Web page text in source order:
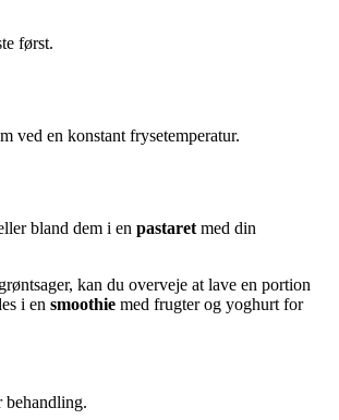
først.
ved en konstant frysetemperatur.
bland dem i en pastaret med din
kan du overveje at lave en portion
i en smoothie med frugter og yoghurt for
behandling.